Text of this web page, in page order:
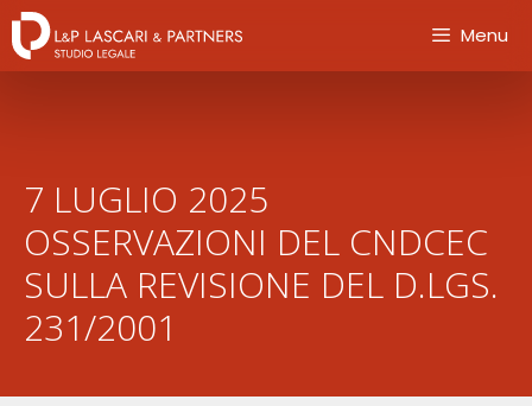
Menu
7 LUGLIO 2025
OSSERVAZIONI DEL CNDCEC
SULLA REVISIONE DEL D.LGS.
231/2001